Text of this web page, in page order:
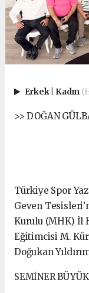
Erkek Kadın
>> DOĞAN
Türkiye Spor
Geven
Kurulu (MHK) İl
Eğitimcisi M.
Doğukan
SEMİNER